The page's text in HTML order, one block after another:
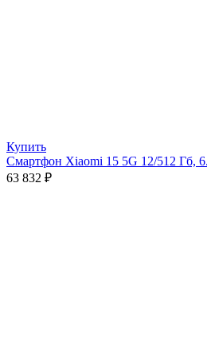
Купить
Смартфон Xiaomi 15 5G 12/512 Гб,
63 832 ₽